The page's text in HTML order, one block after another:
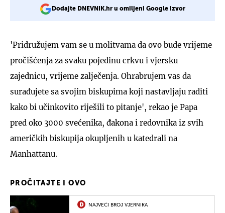
Dodajte DNEVNIK.hr u omiljeni Google izvor
'Pridružujem vam se u molitvama da ovo bude vrijeme
pročišćenja za svaku pojedinu crkvu i vjersku
zajednicu, vrijeme zalječenja. Ohrabrujem vas da
surađujete sa svojim biskupima koji nastavljaju raditi
kako bi učinkovito riješili to pitanje', rekao je Papa
pred oko 3000 svećenika, đakona i redovnika iz svih
američkih biskupija okupljenih u katedrali na
Manhattanu.
PROČITAJTE I OVO
NAJVEĆI BROJ VJERNIKA